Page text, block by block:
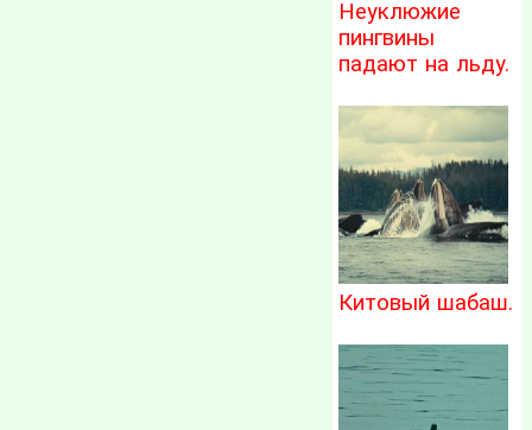
Неуклюжие
пингвины
падают на льду.
Китовый шабаш.